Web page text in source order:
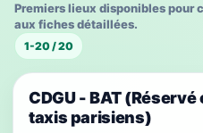
Premiers lieux disponibles pour
aux fiches détaillées.
1-20 / 20
CDGU - BAT
taxis parisiens)